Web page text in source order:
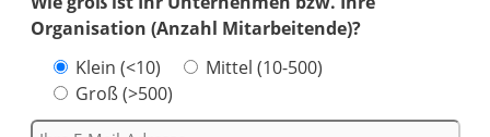
Organisation (Anzahl Mitarbeitende)?
Klein (<10)
Mittel (10-500)
Groß (>500)